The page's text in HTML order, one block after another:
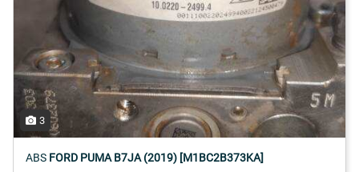
3
ABS FORD PUMA B7JA (2019) [M1BC2B373KA]